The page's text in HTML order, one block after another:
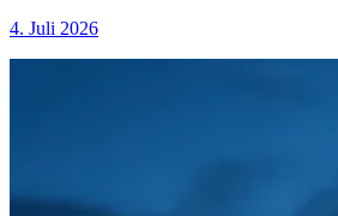
4. Juli 2026